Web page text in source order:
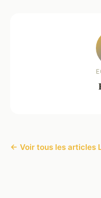
← Voir tous les articles